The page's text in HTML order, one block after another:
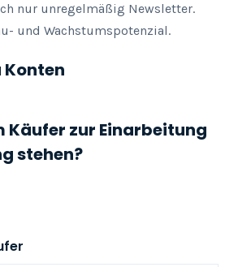
Konten
nur unregelmäßig Newsletter.
und Wachstumspotenzial.
Käufer zur Einarbeitung
stehen?